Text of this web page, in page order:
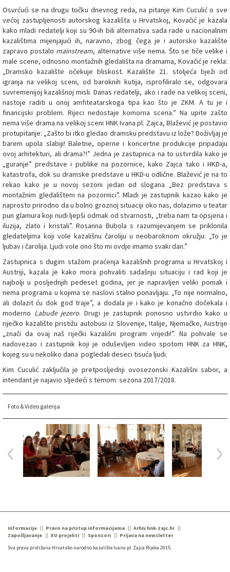
Osvrćući se na drugu točku dnevnog reda, na pitanje Kim Cuculić o sve
većoj zastupljenosti autorskog kazališta u Hrvatskoj, Kovačić je kazala
kako mladi redatelji koji su 90-ih bili alternativa sada rade u nacionalnim
kazalištima mijenjajući ih, naravno, zbog čega je i autorsko kazalište
zapravo postalo mainstream, alternative više nema. Što se tiče velike i
male scene, odnosno montažnih gledališta na dramama, Kovačić je rekla:
„Dramsko kazalište očekuje bliskost. Kazalište 21. stoljeća bježi od
igranja na velikoj sceni, od baroknih kutija, isprofiliralo se, odgovara
suvremenijoj kazališnoj misli. Danas redatelji, ako i rade na velikoj sceni,
nastoje raditi u onoj amfiteatarskoga tipa kao što je ZKM. A tu je i
financijski problem. Rijeci nedostaje komorna scena.” Na upite zašto
nema više drama na velikoj sceni HNK Ivana pl. Zajca, Blažević je postavio
protupitanje: „Zašto bi itko gledao dramsku predstavu iz lože? Doživljaj je
barem upola slabiji! Baletne, operne i koncertne produkcije pripadaju
ovoj arhitekturi, ali drama?!” Jedna je zastupnica na to ustvrdila kako je
„guranje” predstave i publike na pozornice, kako Zajca tako i HKD-a,
katastrofa, dok su dramske predstave u HKD-u odlične. Blažević je na to
rekao kako je u novoj sezoni jedan od slogana „Bez predstava s
montažnim gledalištem na pozornici”. Mladi je zastupnik kazao kako je
naprosto prirodno da u bolno groznoj situaciji oko nas, dolazimo u teatar
pun glamura koji nudi ljepši odmak od stvarnosti, „treba nam ta opsjena i
iluzija, zlato i kristali”. Rosanna Bubola s razumijevanjem se priklonila
gledateljima koji vole kazališnu čaroliju u neobaroknom okružju: „To je
ljubav i čarolija. Ljudi vole ono što mi ovdje imamo svaki dan.”
Zastupnica s dugim stažom praćenja kazališnih programa u Hrvatskoj i
Austriji, kazala je kako mora pohvaliti sadašnju situaciju i rad koji je
najbolji u posljednjih pedeset godina, jer je napravljen veliki pomak i
nema programa u kojima se naslovi stalno ponavljaju. „To nije normalno,
ali dolazit ću dok god traje”, a dodala je i kako je konačno dočekala i
moderno Labuđe jezero. Drugi je zastupnik ponosno ustvrdio kako u
riječko kazalište pristižu autobusi iz Slovenije, Italije, Njemačke, Austrije
„znači da ovaj naš riječki kazališni program vrijedi!”. Na pohvale se
nadovezao i zastupnik koji je oduševljen video spotom HNK za HNK,
kojeg su u nekoliko dana pogledali deseci tisuća ljudi.
Kim Cuculić zaključila je pretposljednji ovosezonski Kazališni sabor, a
intendant je najavio sljedeći s temom: sezona 2017/2018.
Foto & Video galerija
Informacije Pravo na pristup informacijama
Arhiv hnk-zajc.hr
Zapošljavanje
EU projekti Sponzori
Prijava na newsletter
Sva prava pridržana Hrvatsko narodno kazalište Ivana pl. Zajca Rijeka 2015.